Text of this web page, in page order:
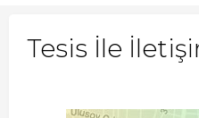
Tesis İle